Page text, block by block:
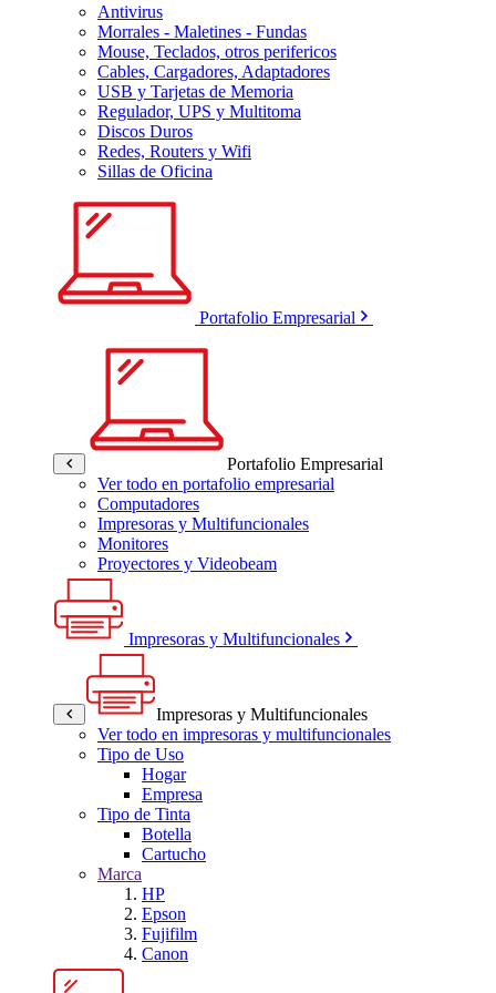
Antivirus
Morrales - Maletines - Fundas
Mouse, Teclados, otros perifericos
Cables, Cargadores, Adaptadores
USB y Tarjetas de Memoria
Regulador, UPS y Multitoma
Discos Duros
Redes, Routers y Wifi
Sillas de Oficina
Portafolio Empresarial
Portafolio Empresarial
Ver todo en portafolio empresarial
Computadores
Impresoras y Multifuncionales
Monitores
Proyectores y Videobeam
Impresoras y Multifuncionales
Impresoras y Multifuncionales
Ver todo en impresoras y multifuncionales
Tipo de Uso
Hogar
Empresa
Tipo de Tinta
Botella
Cartucho
Marca
HP
Epson
Fujifilm
Canon